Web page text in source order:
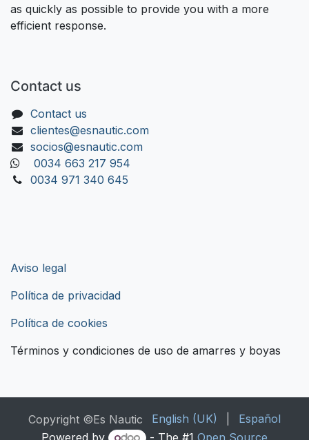
as quickly as possible to provide you with a more
efficient response.
Contact us
Contact us
clientes@esnautic.com
socios@esnautic.com
0034 663 217 954
0034 971 340 645
Aviso legal
Política de privacidad
Política de cookies
Términos y condiciones de uso de amarres y boyas
Copyright ©Es Nautic English (UK)
Español
Powered by
- The #1 Open Source